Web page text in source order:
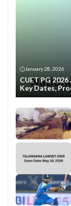
January 28, 2026
CUET PG
Key Dates,